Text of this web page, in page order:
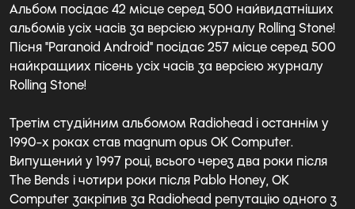
Альбом посідає 42 місце серед 500 найвидатніших
альбомів усіх часів за версією журналу Rolling Stone!
Пiсня "Paranoid Android" посідає 257 місце серед 500
найкращиих пiсень усіх часів за версією журналу
Rolling Stone!
Третім студійним альбомом Radiohead і останнім у
1990-х роках став magnum opus OK Computer.
Випущений у 1997 році, всього через два роки після
The Bends і чотири роки після Pablo Honey, OK
Computer закріпив за Radiohead репутацію одного з